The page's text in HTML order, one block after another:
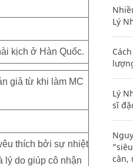
kịch ở Hàn Quốc.
giả từ khi làm MC
thích bởi sự nhiệt
lý do giúp cô nhận
Lý
Lý
sĩ
cân,